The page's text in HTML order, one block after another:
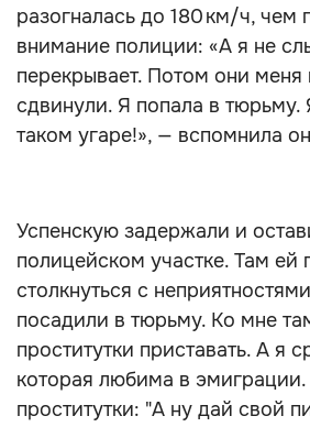
разогналась до 180 км/ч, чем
внимание полиции: «А я не
перекрывает. Потом они меня
сдвинули. Я попала в тюрьму.
таком угаре!», — вспомнила
Успенскую задержали и
полицейском участке. Там ей
столкнуться с
посадили в тюрьму. Ко мне
проститутки приставать. А я
которая любима в эмиграции.
проститутки: "А ну дай свой